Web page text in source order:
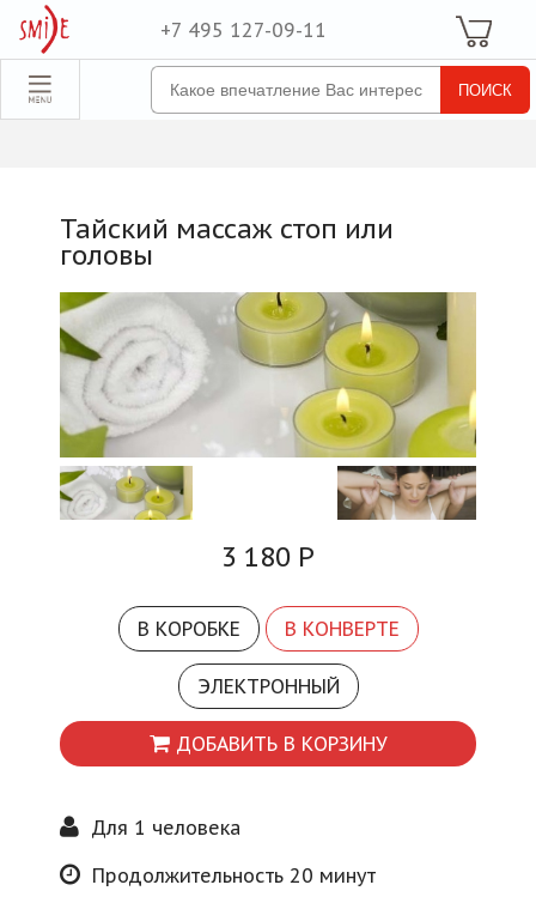
Для неё
набор
Для двоих
SPA
поводу
компании
наборы
+7 495 127-09-11 Ваша Корзина
Тайский массаж стоп или
головы
3 180 Р
В КОРОБКЕ В КОНВЕРТЕ
ЭЛЕКТРОННЫЙ
ДОБАВИТЬ В КОРЗИНУ
Для 1 человека
Продолжительность 20 минут